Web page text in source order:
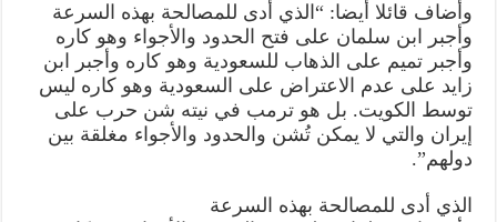
وأضاف قائلا أيضا: “الذي أدى للمصالحة بهذه السرعة
وأجبر ابن سلمان على فتح الحدود والأجواء وهو كاره
وأجبر تميم على الذهاب للسعودية وهو كاره وأجبر ابن
زايد على عدم الاعتراض على السعودية وهو كاره ليس
توسط الكويت. بل هو ترمب في نيته شن حرب على
إيران والتي لا يمكن تُشن والحدود والأجواء مغلقة بين
دولهم”.
الذي أدى للمصالحة بهذه السرعة